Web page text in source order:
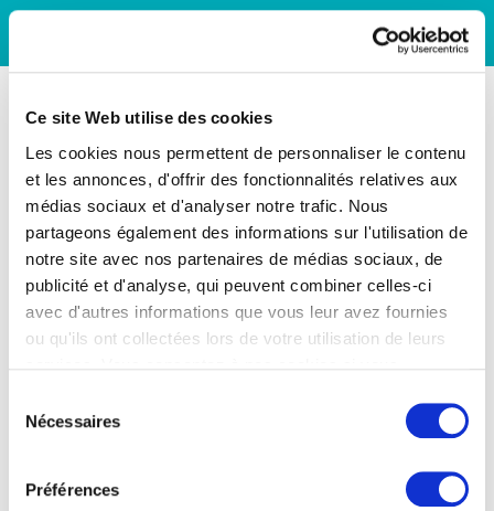
Ce site Web utilise des cookies
Les cookies nous permettent de personnaliser le contenu
et les annonces, d'offrir des fonctionnalités relatives aux
médias sociaux et d'analyser notre trafic. Nous
partageons également des informations sur l'utilisation de
notre site avec nos partenaires de médias sociaux, de
publicité et d'analyse, qui peuvent combiner celles-ci
avec d'autres informations que vous leur avez fournies
ou qu'ils ont collectées lors de votre utilisation de leurs
Nécessaires
Préférences